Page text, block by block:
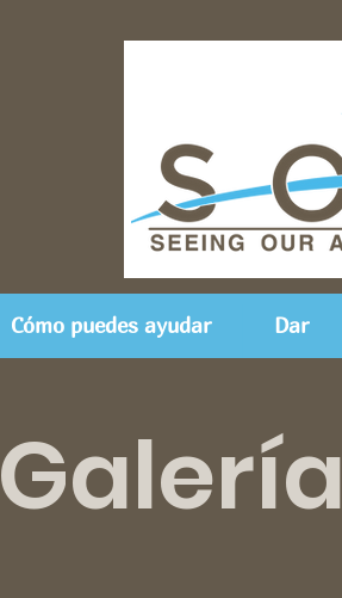
Cómo puedes ayudar Dar